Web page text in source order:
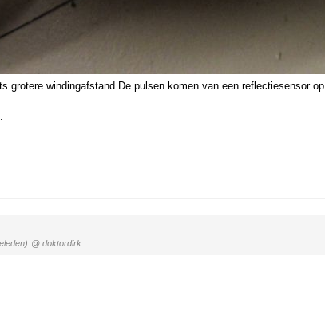
grotere windingafstand.De pulsen komen van een reflectiesensor op
@ doktordirk